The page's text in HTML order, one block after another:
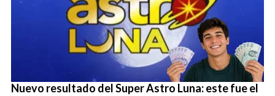
Nuevo resultado del Super Astro Luna: este fue el